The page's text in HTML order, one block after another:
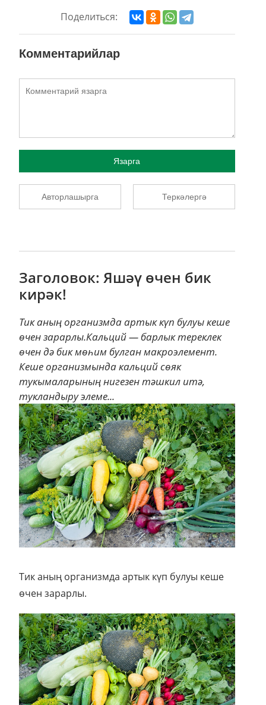
Поделиться:
Комментарийлар
Язарга
Авторлашырга Теркәлергә
Заголовок: Яшәү өчен бик
кирәк!
Тик аның организмда артык күп булуы кеше
өчен зарарлы.Кальций — барлык тереклек
өчен дә бик мөһим булган макроэлемент.
Кеше организмында кальций сөяк
тукымаларының нигезен тәшкил итә,
тукландыру элеме...
Тик аның организмда артык күп булуы кеше
өчен зарарлы.